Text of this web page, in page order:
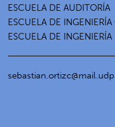
ESCUELA DE AUDITORÍA
ESCUELA DE
ESCUELA DE